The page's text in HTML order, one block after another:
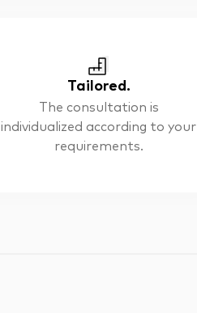
Tailored.
The consultation is
individualized according to your
requirements.